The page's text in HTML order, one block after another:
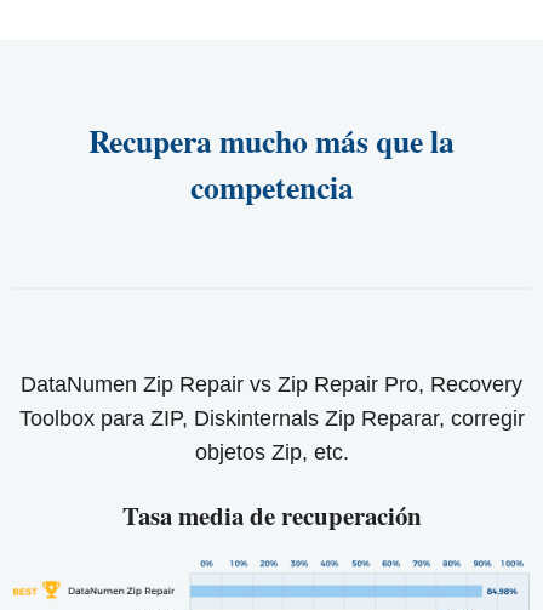
Recupera mucho más que la
competencia
DataNumen Zip Repair vs Zip Repair Pro, Recovery
Toolbox para ZIP, Diskinternals Zip Reparar, corregir
objetos Zip, etc.
Tasa media de recuperación